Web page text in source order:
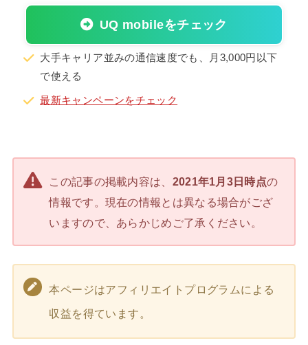
UQ mobileをチェック
大手キャリア並みの通信速度でも、月3,000円以下
で使える
最新キャンペーンをチェック
この記事の掲載内容は、 2021年1月3日時点の
情報です。現在の情報とは異なる場合がござ
いますので、あらかじめご了承ください。
本ページはアフィリエイトプログラムによる
収益を得ています。